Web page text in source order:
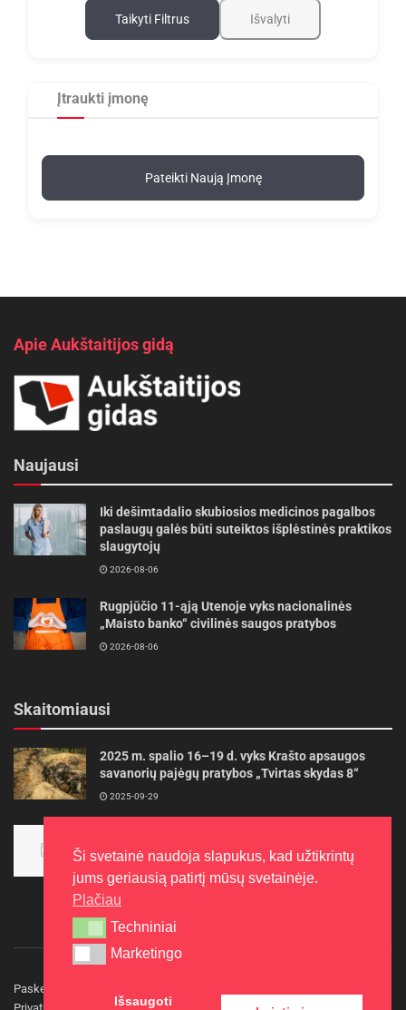
Taikyti Filtrus Išvalyti
Įtraukti įmonę
Pateikti Naują Įmonę
Apie Aukštaitijos gidą
Naujausi
Iki dešimtadalio skubiosios medicinos pagalbos
paslaugų galės būti suteiktos išplėstinės praktikos
slaugytojų
2026-08-06
Rugpjūčio 11-ąją Utenoje vyks nacionalinės
„Maisto banko“ civilinės saugos pratybos
2026-08-06
Skaitomiausi
2025 m. spalio 16–19 d. vyks Krašto apsaugos
savanorių pajėgų pratybos „Tvirtas skydas 8“
2025-09-29
aukso
2015-10-30
Paskelbkite naujieną
Ši svetainė naudoja slapukus, kad užtikrintų
jums geriausią patirtį mūsų svetainėje.
Plačiau
Techniniai
Techniniai
Marketingo
Marketingo
Išsaugoti